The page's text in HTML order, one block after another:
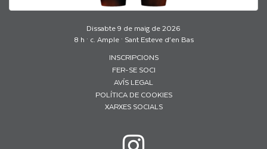
Dissabte 9 de maig de 2026
8 h · c. Ample · Sant Esteve d’en Bas
INSCRIPCIONS
FER-SE SOCI
AVÍS LEGAL
POLÍTICA DE COOKIES
XARXES SOCIALS